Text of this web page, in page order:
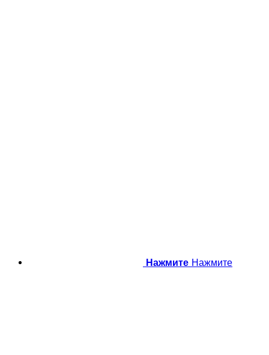
Нажмите Нажмите